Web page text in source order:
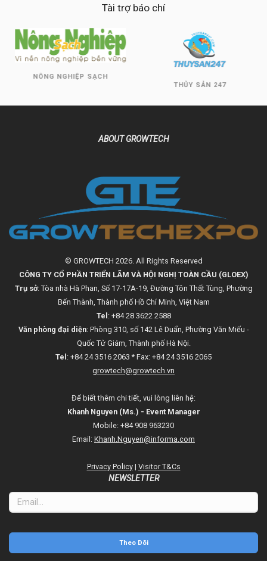
Tài trợ báo chí
NÔNG NGHIỆP SẠCH
THỦY SẢN 247
ABOUT GROWTECH
© GROWTECH 2026. All Rights Reserved
CÔNG TY CỔ PHẦN TRIỂN LÃM VÀ HỘI NGHỊ TOÀN CẦU (GLOEX)
Trụ sở: Tòa nhà Hà Phan, Số 17-17A-19, Đường Tôn Thất Tùng, Phường
Bến Thành, Thành phố Hồ Chí Minh, Việt Nam
Tel : +84 28 3622 2588
Văn phòng đại diện: Phòng 310, số 142 Lê Duẩn, Phường Văn Miếu -
Quốc Tử Giám, Thành phố Hà Nội.
Tel : +84 24 3516 2063 * Fax: +84 24 3516 2065
growtech@growtech.vn
Để biết thêm chi tiết, vui lòng liên hệ:
Khanh Nguyen (Ms.) - Event Manager
Mobile: +84 908 963230
Email: Khanh.Nguyen@informa.com
Privacy Policy| Visitor T&Cs
NEWSLETTER
Theo Dõi